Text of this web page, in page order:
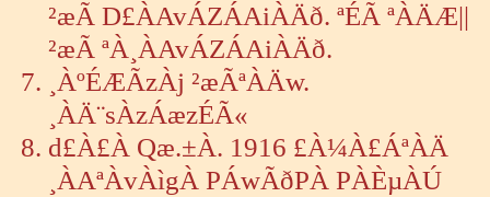
²æÃ D£ÀAvÁZÁAiÀÄð. ªÉÃ ªÀÄÆ||
²æÃ ªÀ¸ÀAvÁZÁAiÀÄð.
¸ÀºÉÆÃzÀj ²æÃªÀÄw.
¸ÀÄ¨sÀzÁæzÉÃ«
d£À£À Qæ.±À. 1916 £À¼À£ÁªÀÄ
¸ÀAªÀvÀìgÀ PÁwÃðPÀ PÀÈµÀÚ